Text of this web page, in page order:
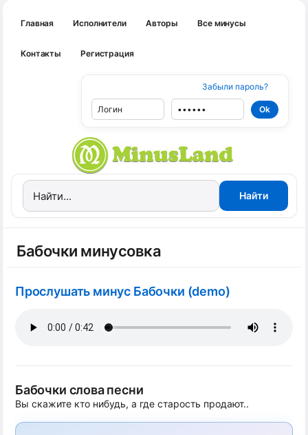
Главная Исполнители Авторы Все минусы
Контакты Регистрация
Забыли пароль?
Бабочки минусовка
Прослушать минус Бабочки (demo)
Бабочки слова песни
Вы скажите кто нибудь, а где старость продают..